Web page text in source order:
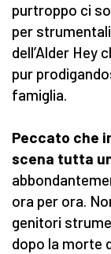
purtroppo ci
per
dell’Alder
pur
famiglia.
Peccato che
scena tutta
ora per ora.
genitori
dopo la morte